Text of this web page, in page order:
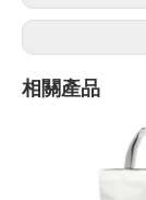
相關產品